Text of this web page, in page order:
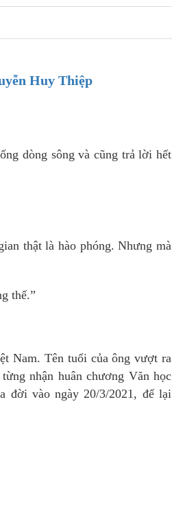
Huy Thiệp
dòng sông và cũng trả lời hết
thật là hào phóng. Nhưng mà
thế.”
Nam. Tên tuổi của ông vượt ra
nhận huân chương Văn học
đời vào ngày 20/3/2021, để lại